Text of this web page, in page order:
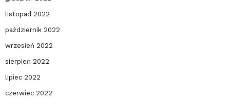
listopad 2022
październik 2022
wrzesień 2022
sierpień 2022
lipiec 2022
czerwiec 2022